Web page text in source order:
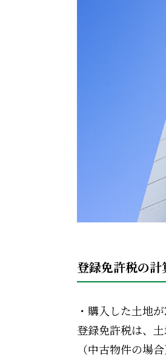
登録免許税の計
・購入した土地
登録免許税は、
（中古物件の場合